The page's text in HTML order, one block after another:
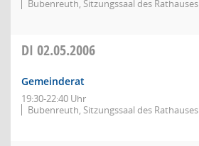
Bubenreuth, Sitzungssaal des Rathauses
DI 02.05.2006
Gemeinderat
19:30-22:40 Uhr
Bubenreuth, Sitzungssaal des Rathauses